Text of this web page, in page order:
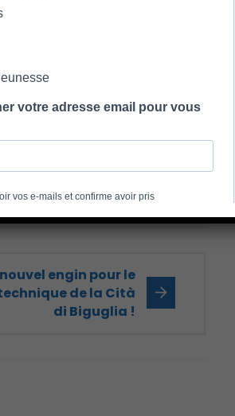
engin pour le
de la Cità
di Biguglia !